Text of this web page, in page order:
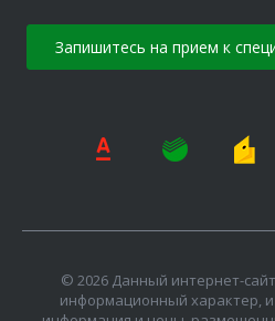
Запишитесь на прием к
© 2026 Данный интернет-
информационный характер, и